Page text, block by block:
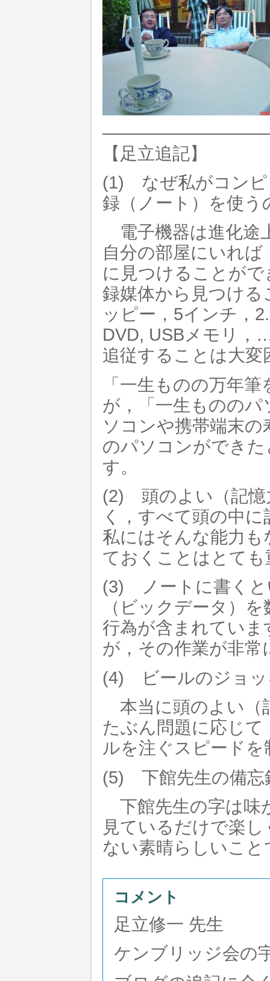
【足立追記】
(1) なぜ私がコンピ
録（ノート）を使う
電子機器は進化途
自分の部屋にいれ
に見つけることが
録媒体から見つけ
ッピー，5インチ，
DVD, USBメモリ
追従することは大変
「一生ものの万年
が，「一生ものの
ソコンや携帯端末
のパソコンができ
す。
(2) 頭のよい（記憶
く，すべて頭の中
私にはそんな能力
ておくことはとて
(3) ノートに書くと
（ビックデータ）
行為が含まれてい
が，その作業が非
(4) ビールのジョッ
本当に頭のよい（
たぶん問題に応じ
ルを注ぐスピード
(5) 下館先生の備忘
下館先生の字は味
見ているだけで楽
ない素晴らしいこと
コメント
足立修一 先生
ケンブリッジ会の